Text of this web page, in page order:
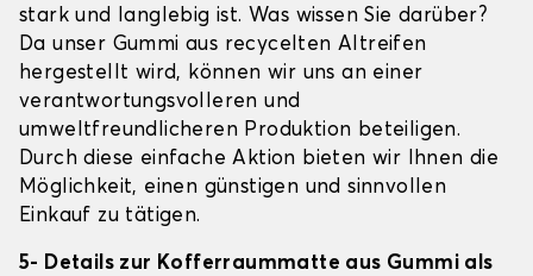
stark und langlebig ist. Was wissen Sie darüber?
Da unser Gummi aus recycelten Altreifen
hergestellt wird, können wir uns an einer
verantwortungsvolleren und
umweltfreundlicheren Produktion beteiligen.
Durch diese einfache Aktion bieten wir Ihnen die
Möglichkeit, einen günstigen und sinnvollen
Einkauf zu tätigen.
5- Details zur Kofferraummatte aus Gummi als